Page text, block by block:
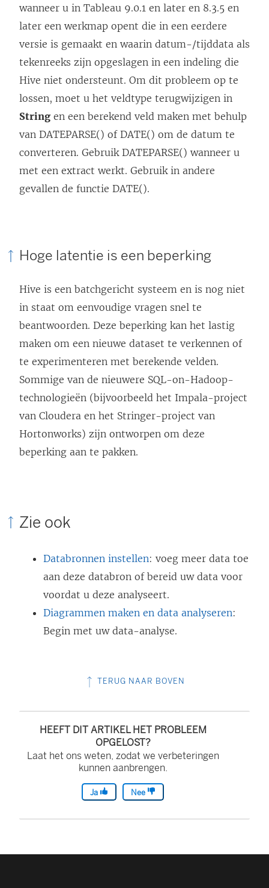
d
t
i
n
e
e
n
n
i
e
u
e
s
t
e
r
g
e
o
p
e
n
wanneer u in Tableau 9.0.1 en later en 8.3.5 en
later een werkmap opent die in een eerdere
versie is gemaakt en waarin datum-/tijddata als
tekenreeks zijn opgeslagen in een indeling die
Hive niet ondersteunt. Om dit probleem op te
lossen, moet u het veldtype terugwijzigen in
String en een berekend veld maken met behulp
van DATEPARSE() of DATE() om de datum te
converteren. Gebruik DATEPARSE() wanneer u
met een extract werkt. Gebruik in andere
gevallen de functie DATE().
Hoge latentie is een beperking
Hive is een batchgericht systeem en is nog niet
in staat om eenvoudige vragen snel te
beantwoorden. Deze beperking kan het lastig
maken om een nieuwe dataset te verkennen of
te experimenteren met berekende velden.
Sommige van de nieuwere SQL-on-Hadoop-
technologieën (bijvoorbeeld het Impala-project
van Cloudera en het Stringer-project van
Hortonworks) zijn ontworpen om deze
beperking aan te pakken.
Zie ook
Databronnen instellen: voeg meer data toe
aan deze databron of bereid uw data voor
voordat u deze analyseert.
Diagrammen maken en data analyseren:
Begin met uw data-analyse.
TERUG NAAR BOVEN
HEEFT DIT ARTIKEL HET PROBLEEM
OPGELOST?
Laat het ons weten, zodat we verbeteringen
kunnen aanbrengen.
Ja Nee